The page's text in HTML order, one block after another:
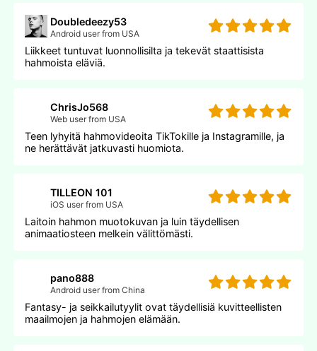
Doubledeezy53
Android user from USA
Liikkeet tuntuvat luonnollisilta ja tekevät staattisista
hahmoista eläviä.
ChrisJo568
Web user from USA
Teen lyhyitä hahmovideoita TikTokille ja Instagramille, ja
ne herättävät jatkuvasti huomiota.
TILLEON 101
iOS user from USA
Laitoin hahmon muotokuvan ja luin täydellisen
animaatiosteen melkein välittömästi.
pano888
Android user from China
Fantasy- ja seikkailutyylit ovat täydellisiä kuvitteellisten
maailmojen ja hahmojen elämään.